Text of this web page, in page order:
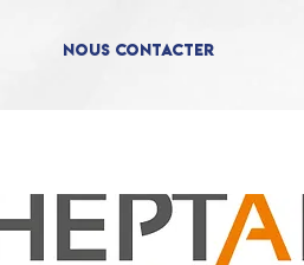
Nous contacter